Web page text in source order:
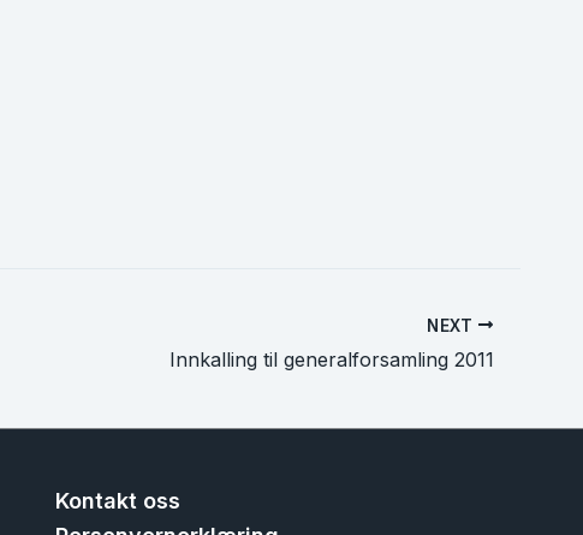
NEXT
Innkalling til generalforsamling 2011
Kontakt oss